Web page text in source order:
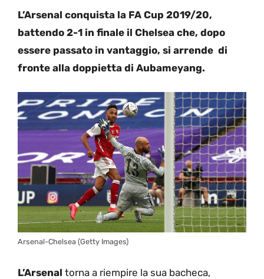
L’Arsenal conquista la FA Cup 2019/20,
battendo 2-1 in finale il Chelsea che, dopo
essere passato in vantaggio, si arrende di
fronte alla doppietta di Aubameyang.
Arsenal-Chelsea (Getty Images)
L’Arsenal torna a riempire la sua bacheca,